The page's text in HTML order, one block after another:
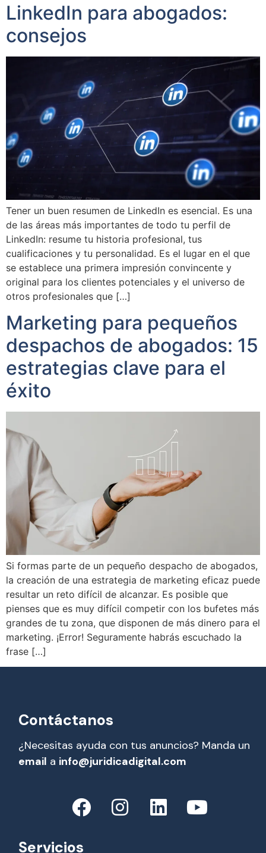
LinkedIn para abogados:
consejos
Tener un buen resumen de LinkedIn es esencial. Es una
de las áreas más importantes de todo tu perfil de
LinkedIn: resume tu historia profesional, tus
cualificaciones y tu personalidad. Es el lugar en el que
se establece una primera impresión convincente y
original para los clientes potenciales y el universo de
otros profesionales que […]
Marketing para pequeños
despachos de abogados: 15
estrategias clave para el
éxito
Si formas parte de un pequeño despacho de abogados,
la creación de una estrategia de marketing eficaz puede
resultar un reto difícil de alcanzar. Es posible que
pienses que es muy difícil competir con los bufetes más
grandes de tu zona, que disponen de más dinero para el
marketing. ¡Error! Seguramente habrás escuchado la
frase […]
Contáctanos
¿Necesitas ayuda con tus anuncios? Manda un
email a info@juridicadigital.com
Servicios